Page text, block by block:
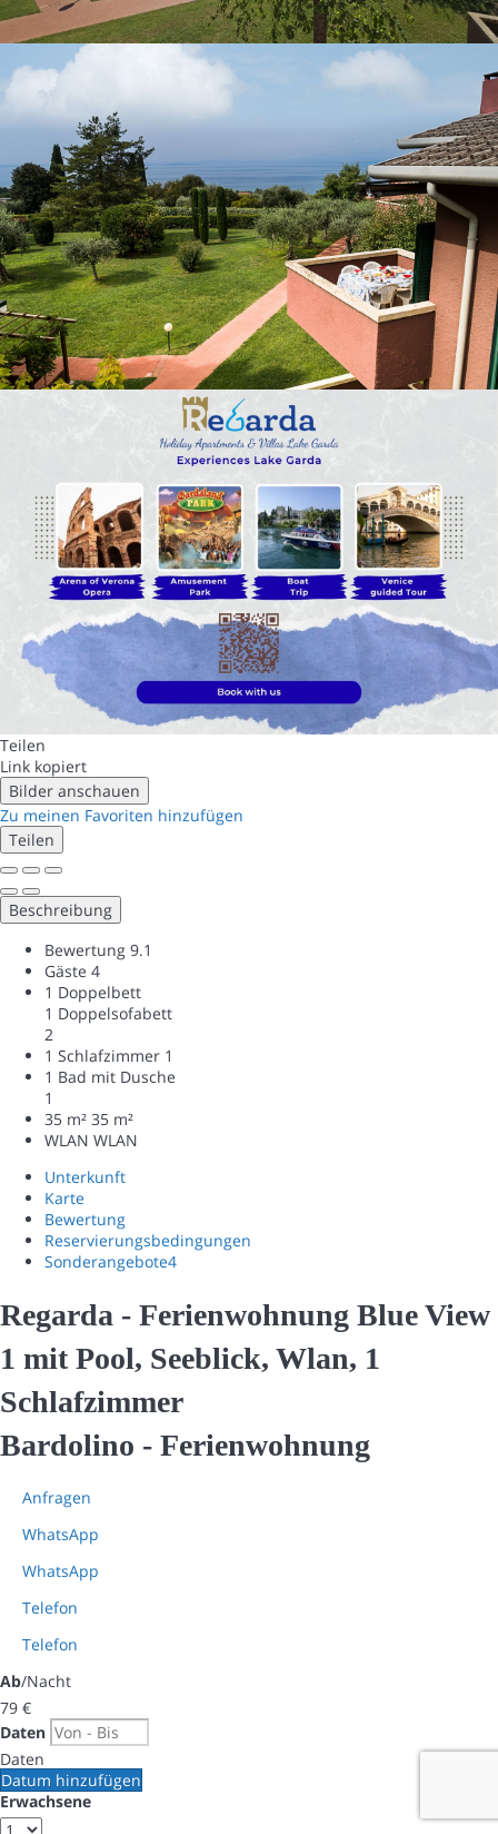
Teilen
Link kopiert
Bilder anschauen
Zu meinen Favoriten hinzufügen
Teilen
Beschreibung
Bewertung 9.1
Gäste 4
1 Doppelbett
1 Doppelsofabett
2
1 Schlafzimmer 1
1 Bad mit Dusche
1
35 m² 35 m²
WLAN WLAN
Unterkunft
Karte
Bewertung
Reservierungsbedingungen
Sonderangebote4
Regarda - Ferienwohnung Blue View
1 mit Pool, Seeblick, Wlan, 1
Schlafzimmer
Bardolino - Ferienwohnung
Anfragen
WhatsApp
WhatsApp
Telefon
Telefon
Ab/Nacht
79 €
Daten
Daten
Datum hinzufügen
Erwachsene